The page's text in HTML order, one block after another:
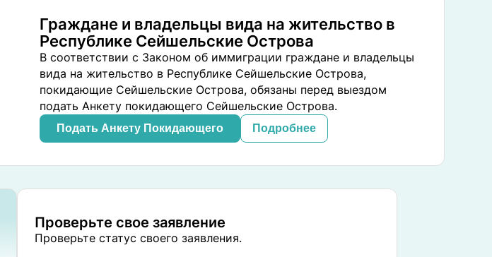
Граждане и владельцы вида на жительство в
Республике Сейшельские Острова
В соответствии с Законом об иммиграции граждане и владельцы
вида на жительство в Республике Сейшельские Острова,
покидающие Сейшельские Острова, обязаны перед выездом
подать Анкету покидающего Сейшельские Острова.
Подать Анкету Покидающего Подробнее
Проверьте свое заявление
Проверьте статус своего заявления.